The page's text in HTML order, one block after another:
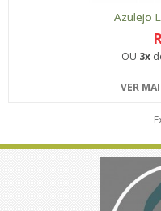
Azulejo
OU 3x
VER